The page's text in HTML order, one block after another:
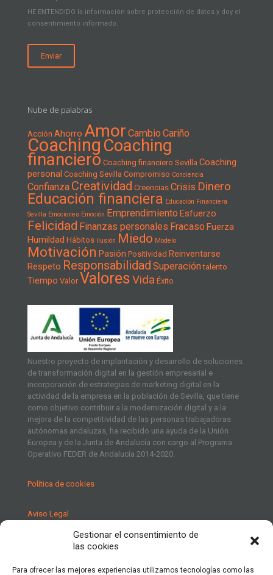
Gestionar el consentimiento de
las cookies
Para ofrecer las mejores experiencias utilizamos tecnologías como las
HE ENTENDIDO la información sobre protección de datos y doy el
consentimiento informado.
Nube de palabras
Acción Ahorro Amor Cambio Cariño
Coaching Coaching
financiero Coaching financiero Sevilla Coaching
personal Coaching Sevilla Compromiso Conciencia
Confianza Creatividad Creencias Crisis Dinero
Educación financiera Educación Financiera
Sevilla Emociones Emoción Emprendimiento Esfuerzo
Felicidad Finanzas personales Fracaso Fuerza
Humildad Hábitos Ilusión Miedo Modelo
Motivación Pasión Positividad Reinventarse
Respeto Responsabilidad Superación talento
Tiempo Valor ValoresVida Éxito
Nuestro proyecto de implantación y desarrollo de soluciones
de transformación digital en la gestión empresarial e
incorporación de estrategias de marketing digital en la
actividad de la empresa en la población de Sevilla, que tiene
como objetivo contribuir a la modernización digital y a la
mejora de la competitividad de las personas trabajadoras
autónomas andaluzas, ha recibido una ayuda de la Unión
Europea y de la Junta de Andalucía con cargo al Programa
Operativo FEDER de Andalucía 2014-2020.
Política de cookies
Aviso Legal
Política de Privacidad